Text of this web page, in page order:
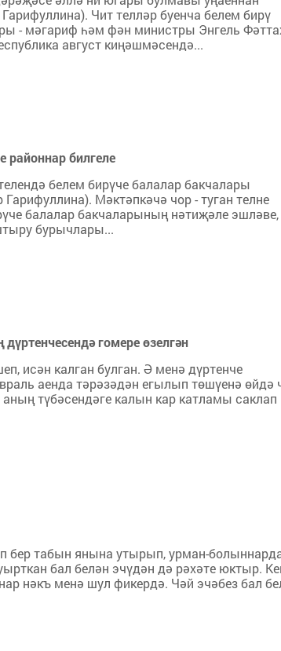
Чит телләр буенча белем бирү
- мәгариф һәм фән министры Энгель
август киңәшмәсендә...
районнар билгеле
белем бирүче балалар бакчалары
Мәктәпкәчә чор - туган телне
балалар бакчаларының нәтиҗәле эшләве,
бурычлары...
гомере өзелгән
исән калган булган. Ә менә дүртенче
аенда тәрәзәдән егылып төшүенә
түбәсендәге калын кар катламы саклап
бер табын янына утырып, урман-
бал белән эчүдән дә рәхәте юктыр.
нәкъ менә шул фикердә. Чәй эчәбез бал